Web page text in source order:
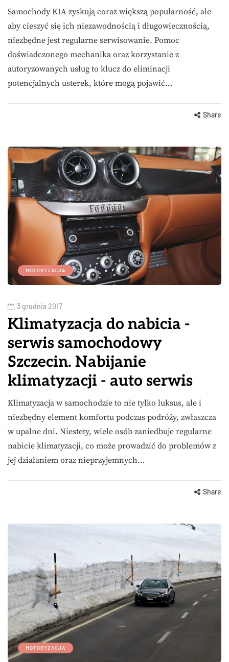
Samochody KIA zyskują coraz większą popularność, ale
aby cieszyć się ich niezawodnością i długowiecznością,
niezbędne jest regularne serwisowanie. Pomoc
doświadczonego mechanika oraz korzystanie z
autoryzowanych usług to klucz do eliminacji
potencjalnych usterek, które mogą pojawić…
Share
MOTORYZACJA
3 grudnia 2017
Klimatyzacja do nabicia -
serwis samochodowy
Szczecin. Nabijanie
klimatyzacji - auto serwis
Klimatyzacja w samochodzie to nie tylko luksus, ale i
niezbędny element komfortu podczas podróży, zwłaszcza
w upalne dni. Niestety, wiele osób zaniedbuje regularne
nabicie klimatyzacji, co może prowadzić do problemów z
jej działaniem oraz nieprzyjemnych…
Share
MOTORYZACJA